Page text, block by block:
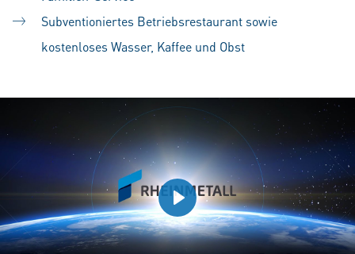
Subventioniertes Betriebsrestaurant sowie
kostenloses Wasser, Kaffee und Obst
Play